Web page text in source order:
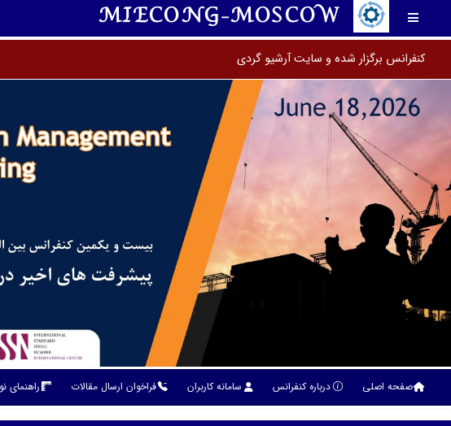
MIECONG-MOSCOW
صفحه اصلی درباره کنفرانس سامانه کاربران فراخوان ارسال مقالات راهنمای